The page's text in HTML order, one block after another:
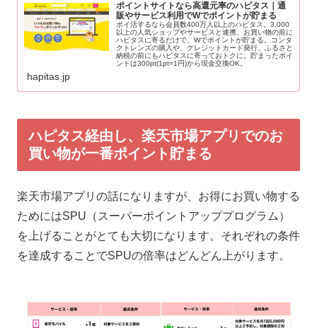
ポイントサイトなら高還元率のハピタス｜通
販やサービス利用でWでポイントが貯まる
ポイ活するなら会員数400万人以上のハピタス。3,000
以上の人気ショップやサービスと連携、お買い物の前に
ハピタスに寄るだけで、Wでポイントが貯まる。コンタ
クトレンズの購入や、クレジットカード発行、ふるさと
納税の前にもハピタスに寄っておトクに。貯まったポイ
ントは300pt(1pt=1円)から現金交換OK。
hapitas.jp
ハピタス経由し、楽天市場アプリでのお
買い物が一番ポイント貯まる
楽天市場アプリの話になりますが、お得にお買い物する
ためにはSPU（スーパーポイントアッププログラム）
を上げることがとても大切になります。それぞれの条件
を達成することでSPUの倍率はどんどん上がります。